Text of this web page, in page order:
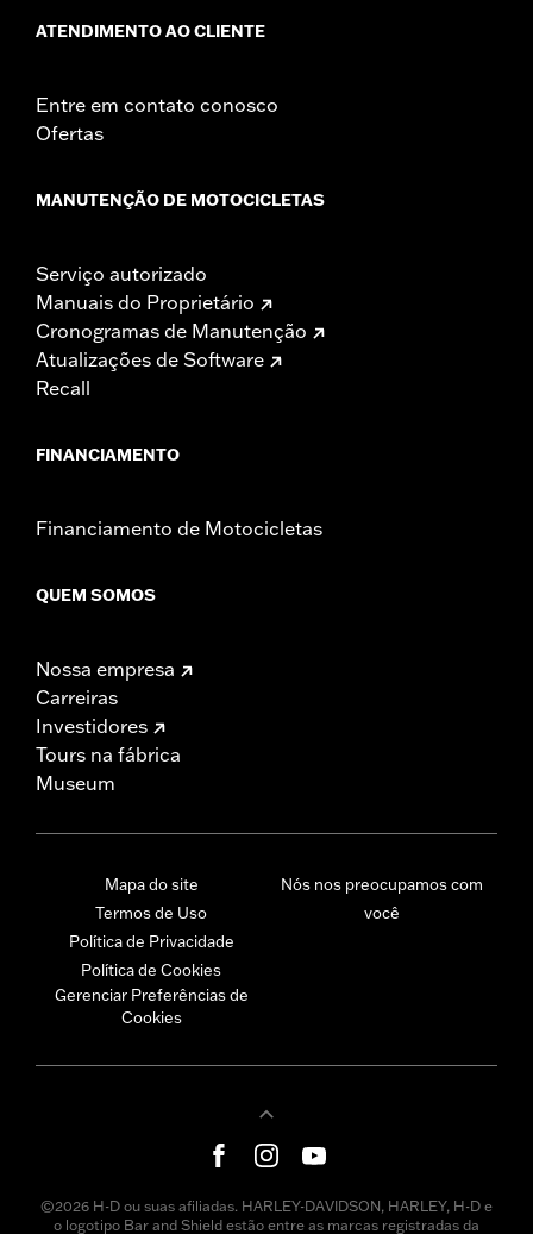
ATENDIMENTO AO CLIENTE
Entre em contato conosco
Ofertas
MANUTENÇÃO DE MOTOCICLETAS
Serviço autorizado
Manuais do Proprietário
Cronogramas de Manutenção
Atualizações de Software
Recall
FINANCIAMENTO
Financiamento de Motocicletas
QUEM SOMOS
Nossa empresa
Carreiras
Investidores
Tours na fábrica
Museum
Mapa do site
Termos de Uso
Política de Privacidade
Política de Cookies
Gerenciar Preferências de
Cookies
Nós nos preocupamos com
você
©2026 H-D ou suas afiliadas. HARLEY-DAVIDSON, HARLEY, H-D e
o logotipo Bar and Shield estão entre as marcas registradas da